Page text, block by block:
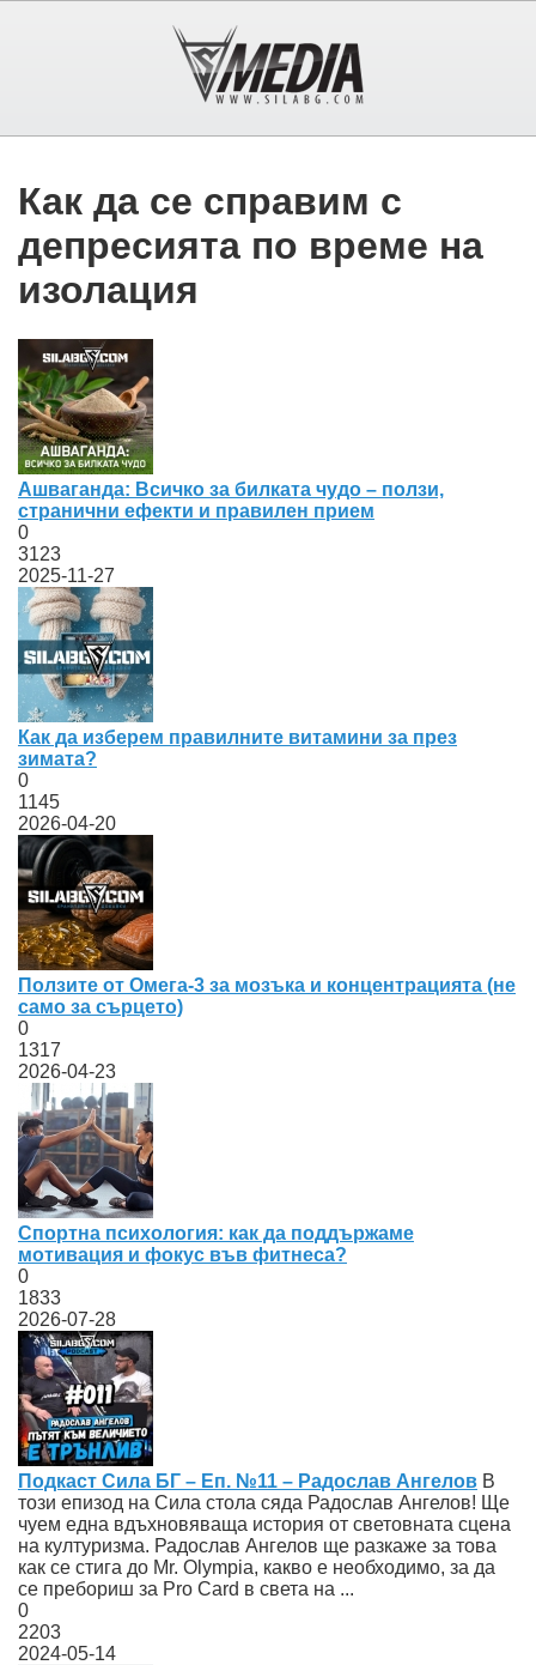
Как да се справим с
депресията по време на
изолация
Ашваганда: Всичко за билката чудо – ползи,
странични ефекти и правилен прием
0
3123
2025-11-27
Как да изберем правилните витамини за през
зимата?
0
1145
2026-04-20
Ползите от Омега-3 за мозъка и концентрацията (не
само за сърцето)
0
1317
2026-04-23
Спортна психология: как да поддържаме
мотивация и фокус във фитнеса?
0
1833
2026-07-28
Подкаст Сила БГ – Еп. №11 – Радослав Ангелов В
този епизод на Сила стола сяда Радослав Ангелов! Ще
чуем една вдъхновяваща история от световната сцена
на културизма. Радослав Ангелов ще разкаже за това
как се стига до Mr. Olympia, какво е необходимо, за да
се пребориш за Pro Card в света на ...
0
2203
2024-05-14